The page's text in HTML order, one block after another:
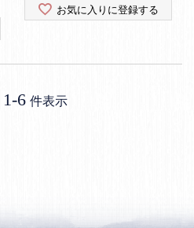
お気に入りに登録する
1-6 件表示